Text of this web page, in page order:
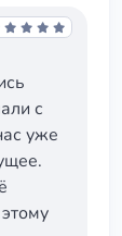
с
уже